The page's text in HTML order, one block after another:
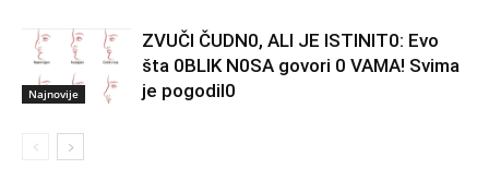
Najnovije
ZVUČI ČUDN0, ALI JE ISTINIT0: Evo
šta 0BLIK N0SA govori 0 VAMA! Svima
je pogodil0